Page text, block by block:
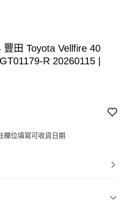
田 Toyota Vellfire 40
R 20260115 |
欄位填寫可收貨日期